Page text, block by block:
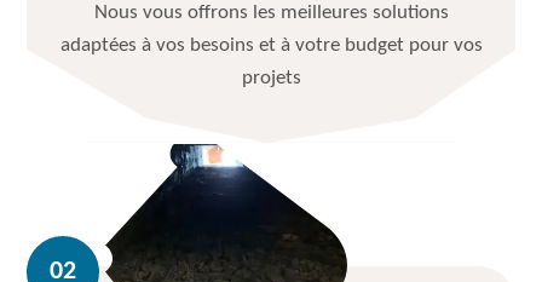
Nous vous offrons les meilleures solutions
adaptées à vos besoins et à votre budget pour vos
projets